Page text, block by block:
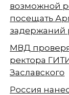
возможной
посещать
задержаний
МВД
ректора
Заславского
Россия